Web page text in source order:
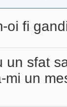
oi fi
un sfat
mi un